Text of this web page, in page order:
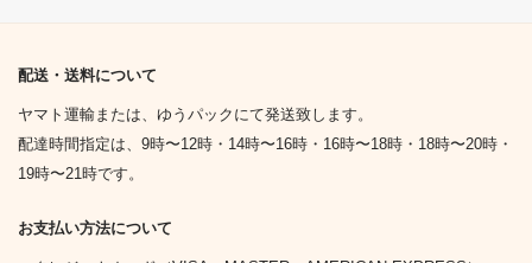
配送・送料について
ヤマト運輸または、ゆうパックにて発送致します。
配達時間指定は、9時〜12時・14時〜16時・16時〜18時・18時〜20時・
19時〜21時です。
お支払い方法について